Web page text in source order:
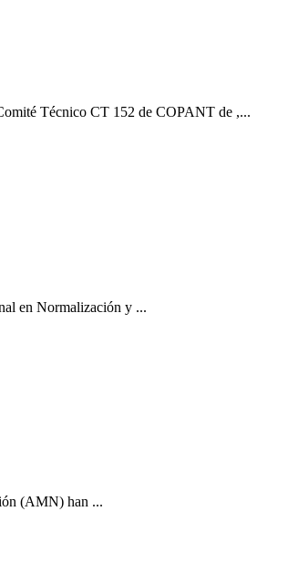
Técnico CT 152 de COPANT de ,...
en Normalización y ...
(AMN) han ...